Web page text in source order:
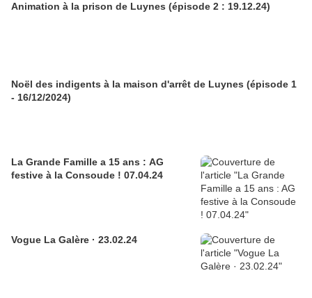
Animation à la prison de Luynes (épisode 2 : 19.12.24)
Noël des indigents à la maison d'arrêt de Luynes (épisode 1
- 16/12/2024)
La Grande Famille a 15 ans : AG
festive à la Consoude ! 07.04.24
Vogue La Galère · 23.02.24